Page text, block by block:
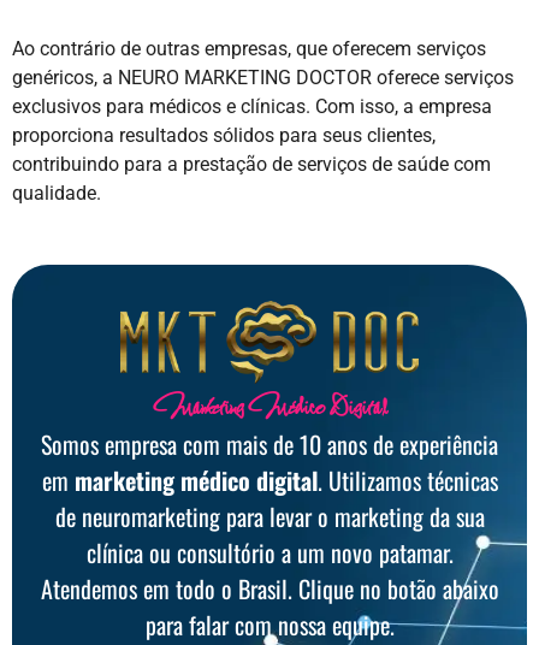
Ao contrário de outras empresas, que oferecem serviços
genéricos, a NEURO MARKETING DOCTOR oferece serviços
exclusivos para médicos e clínicas. Com isso, a empresa
proporciona resultados sólidos para seus clientes,
contribuindo para a prestação de serviços de saúde com
qualidade.
Marketing Médico Digital
Somos empresa com mais de 10 anos de experiência
em marketing médico digital. Utilizamos técnicas
de neuromarketing para levar o marketing da sua
clínica ou consultório a um novo patamar.
Atendemos em todo o Brasil. Clique no botão abaixo
para falar com nossa equipe.